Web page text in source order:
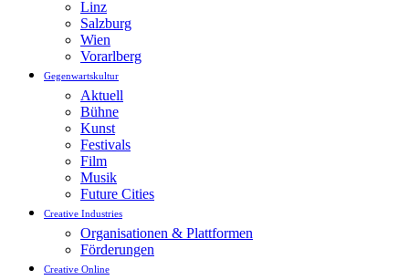
Linz
Salzburg
Wien
Vorarlberg
Gegenwartskultur
Aktuell
Bühne
Kunst
Festivals
Film
Musik
Future Cities
Creative Industries
Organisationen & Plattformen
Förderungen
Creative Online